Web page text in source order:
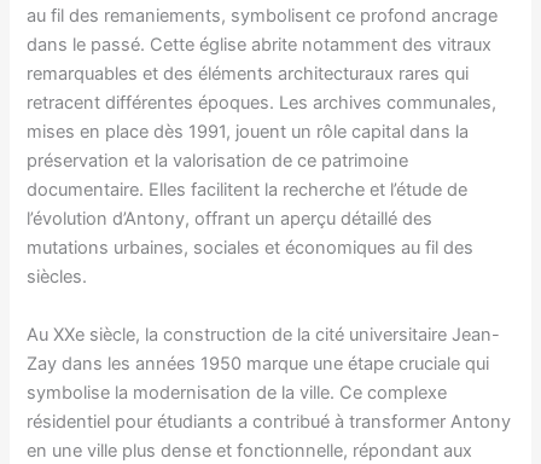
au fil des remaniements, symbolisent ce profond ancrage
dans le passé. Cette église abrite notamment des vitraux
remarquables et des éléments architecturaux rares qui
retracent différentes époques. Les archives communales,
mises en place dès 1991, jouent un rôle capital dans la
préservation et la valorisation de ce patrimoine
documentaire. Elles facilitent la recherche et l’étude de
l’évolution d’Antony, offrant un aperçu détaillé des
mutations urbaines, sociales et économiques au fil des
siècles.
Au XXe siècle, la construction de la cité universitaire Jean-
Zay dans les années 1950 marque une étape cruciale qui
symbolise la modernisation de la ville. Ce complexe
résidentiel pour étudiants a contribué à transformer Antony
en une ville plus dense et fonctionnelle, répondant aux